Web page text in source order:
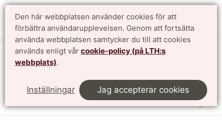
Den här webbplatsen använder cookies för att
förbättra användarupplevelsen. Genom att fortsätta
använda webbplatsen samtycker du till att cookies
används enligt vår cookie-policy (på LTH:s
webbplats).
Inställningar Jag accepterar cookies
Institutionen för designvetenskaper
LTH, Lunds Tekniska Högskola
Meny